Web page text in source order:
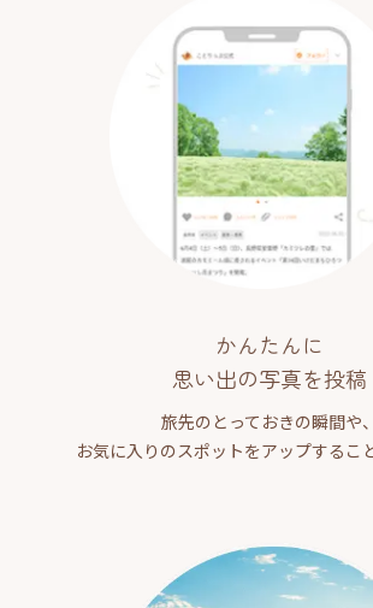
かんたんに
思い出の写真を投稿
旅先のとっておきの瞬間や、
お気に入りのスポットをアップするこ